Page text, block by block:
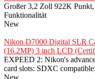
Großer 3,2 Zoll 922K
Funktionalität
New
Nikon D7000 Digital SLR
(16.2MP) 3 inch LCD
EXPEED 2: Nikon's
card slots: SDXC
New